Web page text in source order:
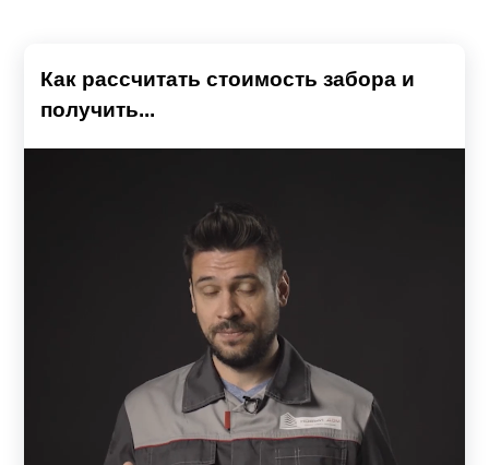
Как рассчитать стоимость забора и
получить...